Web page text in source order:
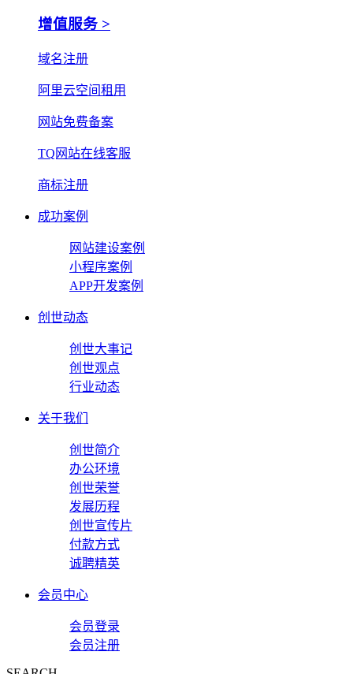
增值服务 >
域名注册
阿里云空间租用
网站免费备案
TQ网站在线客服
商标注册
成功案例
网站建设案例
小程序案例
APP开发案例
创世动态
创世大事记
创世观点
行业动态
关于我们
创世简介
办公环境
创世荣誉
发展历程
创世宣传片
付款方式
诚聘精英
会员中心
会员登录
会员注册